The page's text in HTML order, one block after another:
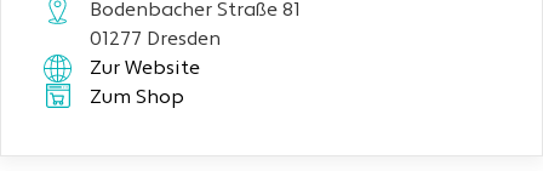
Bodenbacher Straße 81
01277 Dresden
Zur Website
Zum Shop